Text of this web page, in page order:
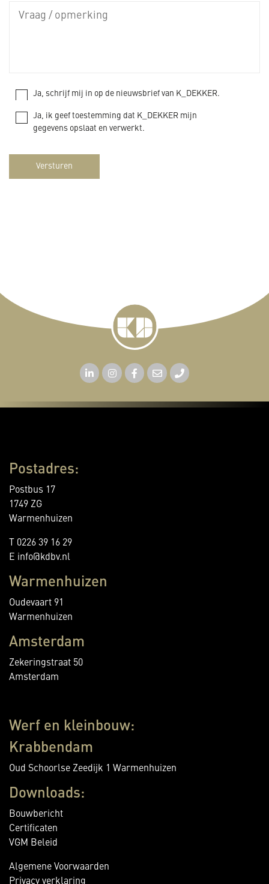
Ja, schrijf mij in op de nieuwsbrief van K_DEKKER.
Ja, ik geef toestemming dat K_DEKKER mijn
gegevens opslaat en verwerkt.
Versturen
Postadres:
Postbus 17
1749 ZG
Warmenhuizen
T 0226 39 16 29
E info@kdbv.nl
Warmenhuizen
Oudevaart 91
Warmenhuizen
Amsterdam
Zekeringstraat 50
Amsterdam
Werf en kleinbouw:
Krabbendam
Oud Schoorlse Zeedijk 1 Warmenhuizen
Downloads:
Bouwbericht
Certificaten
VGM Beleid
Algemene Voorwaarden
Privacy verklaring